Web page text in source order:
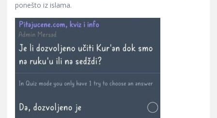
ponešto iz islama.